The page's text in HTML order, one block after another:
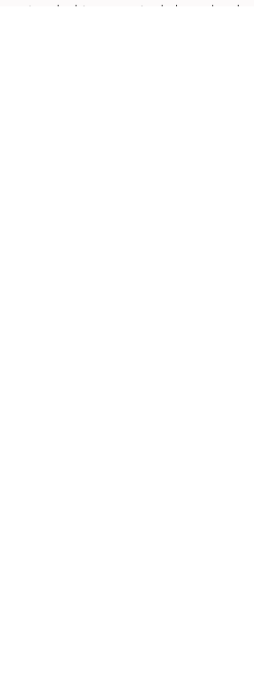
enige doel is en passie de bovenhand